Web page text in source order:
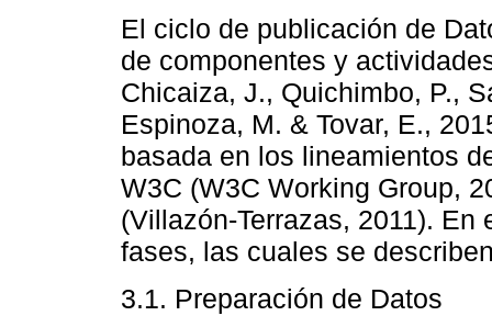
El ciclo de publicación de
de componentes y
Chicaiza, J., Quichimbo, P.,
Espinoza, M. & Tovar, E.,
basada en los lineamientos
W3C (W3C Working Group,
(Villazón-Terrazas, 2011).
fases, las cuales se
3.1. Preparación de Datos